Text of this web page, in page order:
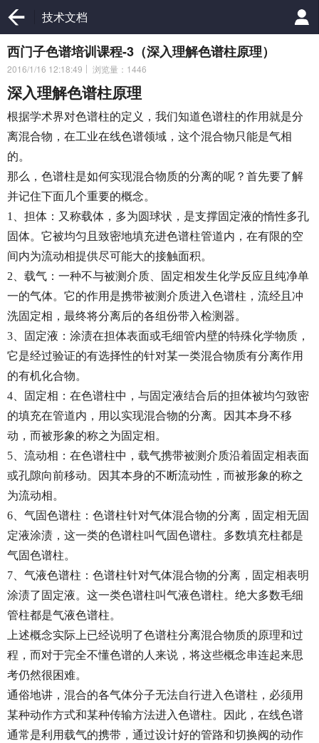
技术文档
西门子色谱培训课程-3（深入理解色谱柱原理）
2016/1/16 12:18:49 浏览量：1446
深入理解色谱柱原理
根据学术界对色谱柱的定义，我们知道色谱柱的作用就是分
离混合物，在工业在线色谱领域，这个混合物只能是气相
的。
那么，色谱柱是如何实现混合物质的分离的呢？首先要了解
并记住下面几个重要的概念。
1、担体：又称载体，多为圆球状，是支撑固定液的惰性多孔
固体。它被均匀且致密地填充进色谱柱管道内，在有限的空
间内为流动相提供尽可能大的接触面积。
2、载气：一种不与被测介质、固定相发生化学反应且纯净单
一的气体。它的作用是携带被测介质进入色谱柱，流经且冲
洗固定相，最终将分离后的各组份带入检测器。
3、固定液：涂渍在担体表面或毛细管内壁的特殊化学物质，
它是经过验证的有选择性的针对某一类混合物质有分离作用
的有机化合物。
4、固定相：在色谱柱中，与固定液结合后的担体被均匀致密
的填充在管道内，用以实现混合物的分离。因其本身不移
动，而被形象的称之为固定相。
5、流动相：在色谱柱中，载气携带被测介质沿着固定相表面
或孔隙向前移动。因其本身的不断流动性，而被形象的称之
为流动相。
6、气固色谱柱：色谱柱针对气体混合物的分离，固定相无固
定液涂渍，这一类的色谱柱叫气固色谱柱。多数填充柱都是
气固色谱柱。
7、气液色谱柱：色谱柱针对气体混合物的分离，固定相表明
涂渍了固定液。这一类色谱柱叫气液色谱柱。绝大多数毛细
管柱都是气液色谱柱。
上述概念实际上已经说明了色谱柱分离混合物质的原理和过
程，而对于完全不懂色谱的人来说，将这些概念串连起来思
考仍然很困难。
通俗地讲，混合的各气体分子无法自行进入色谱柱，必须用
某种动作方式和某种传输方法进入色谱柱。因此，在线色谱
通常是利用载气的携带，通过设计好的管路和切换阀的动作